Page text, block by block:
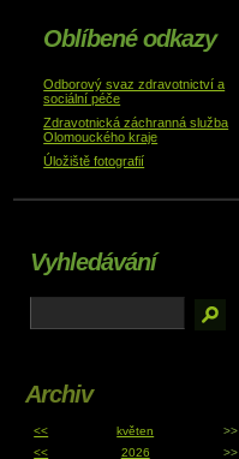
Oblíbené odkazy
Odborový svaz zdravotnictví a
sociální péče
Zdravotnická záchranná služba
Olomouckého kraje
Úložiště fotografií
Vyhledávání
Archiv
<< květen
>>
<<
2026 >>